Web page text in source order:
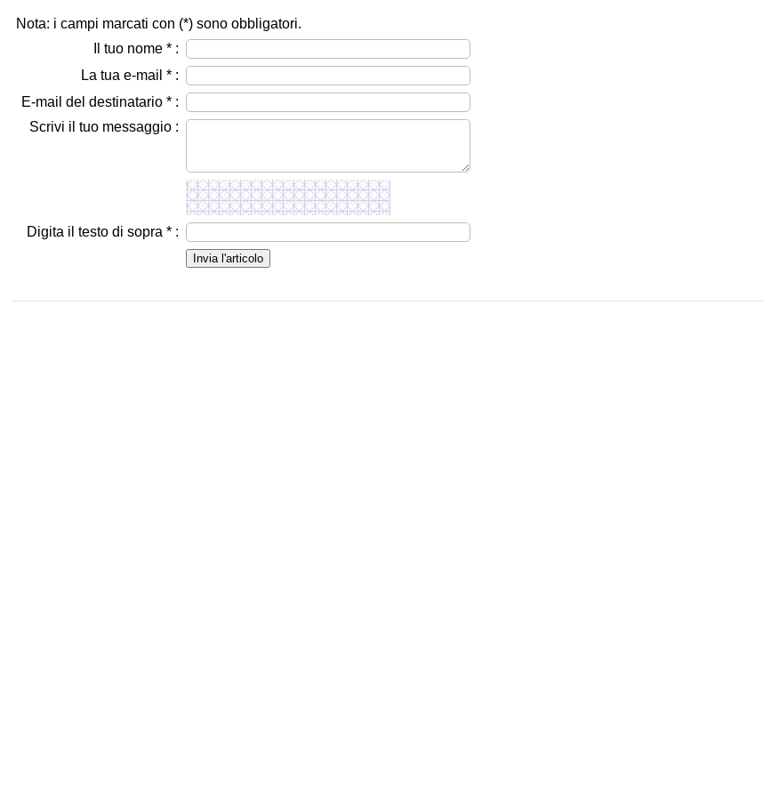
Nota: i campi marcati con (*) sono obbligatori.
Il tuo nome * :
La tua e-mail * :
E-mail del destinatario * :
Scrivi il tuo messaggio :
Digita il testo di sopra * :